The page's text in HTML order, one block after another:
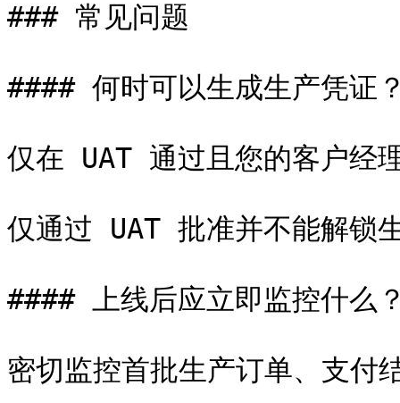
### 常见问题
#### 何时可以生成生产凭证
仅在 UAT 通过且您的客户
仅通过 UAT 批准并不能解锁
#### 上线后应立即监控什么
密切监控首批生产订单、支